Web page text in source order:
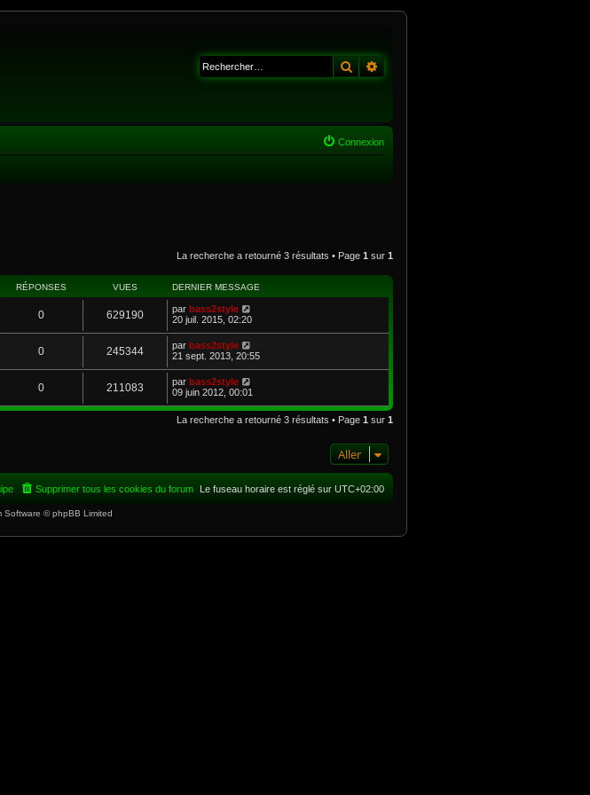
Rechercher
Connexion
La recherche a retourné 3 résultats • Page 1 sur 1
RÉPONSES VUES DERNIER MESSAGE
0 629190 par bass2style
20 juil. 2015, 02:20
0 245344 par bass2style
21 sept. 2013, 20:55
0 211083 par bass2style
09 juin 2012, 00:01
La recherche a retourné 3 résultats • Page 1 sur 1
Aller
Le fuseau horaire est réglé sur UTC+02:00
Supprimer tous les cookies du forum
Software © phpBB Limited